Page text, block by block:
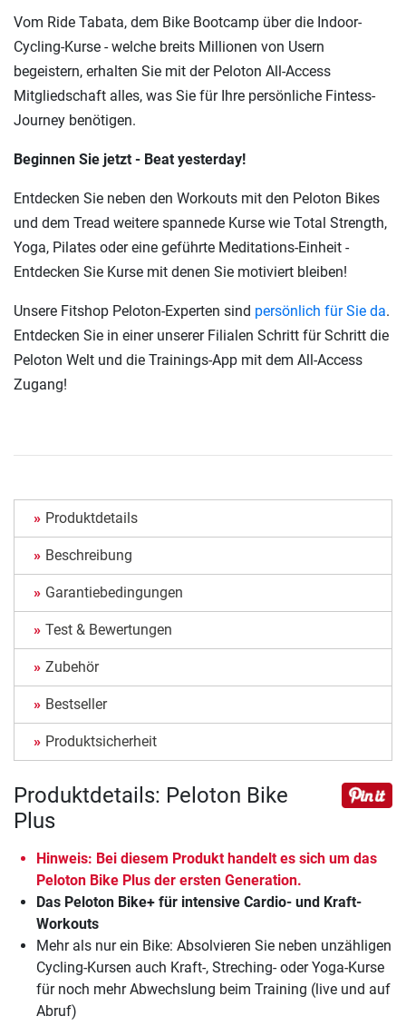
Vom Ride Tabata, dem Bike Bootcamp über die Indoor-
Cycling-Kurse - welche breits Millionen von Usern
begeistern, erhalten Sie mit der Peloton All-Access
Mitgliedschaft alles, was Sie für Ihre persönliche Fintess-
Journey benötigen.
Beginnen Sie jetzt - Beat yesterday!
Entdecken Sie neben den Workouts mit den Peloton Bikes
und dem Tread weitere spannede Kurse wie Total Strength,
Yoga, Pilates oder eine geführte Meditations-Einheit -
Entdecken Sie Kurse mit denen Sie motiviert bleiben!
Unsere Fitshop Peloton-Experten sind persönlich für Sie da.
Entdecken Sie in einer unserer Filialen Schritt für Schritt die
Peloton Welt und die Trainings-App mit dem All-Access
Zugang!
Produktdetails
Beschreibung
Garantiebedingungen
Test & Bewertungen
Zubehör
Bestseller
Produktsicherheit
Produktdetails: Peloton Bike
Plus
Hinweis: Bei diesem Produkt handelt es sich um das
Peloton Bike Plus der ersten Generation.
Das Peloton Bike+ für intensive Cardio- und Kraft-
Workouts
Mehr als nur ein Bike: Absolvieren Sie neben unzähligen
Cycling-Kursen auch Kraft-, Streching- oder Yoga-Kurse
für noch mehr Abwechslung beim Training (live und auf
Abruf)